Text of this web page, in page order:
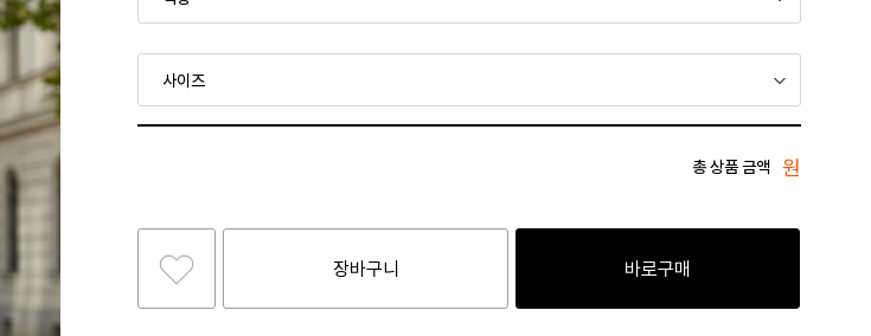
총 상품 금액 원
장바구니 바로구매